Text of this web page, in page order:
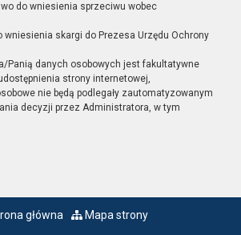
do wniesienia sprzeciwu wobec
wniesienia skargi do Prezesa Urzędu Ochrony
Panią danych osobowych jest fakultatywne
strony internetowej,
nie będą podlegały zautomatyzowanym
decyzji przez Administratora, w tym
główna Mapa strony